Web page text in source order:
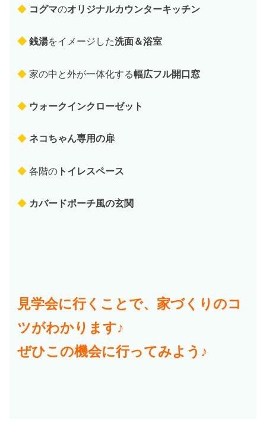
◆ コグマのオリジナルカウンターキッチン
◆銭湯をイメージした洗面＆浴室
◆ 家の中と外が一体化する幅広フル開口窓
◆ ウォークインクローゼット
◆ ネコちゃん専用の扉
◆ 各階のトイレスペース
◆ カバードポーチ風の玄関
見学会に行くことで、家づくりのコ
ツがわかります♪
ぜひこの機会に行ってみよう♪